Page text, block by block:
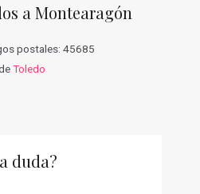
a Montearagón
postales: 45685
Toledo
duda?